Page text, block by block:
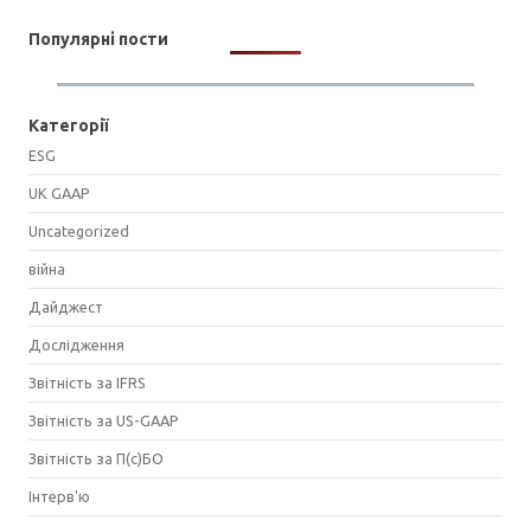
Популярні пости
Категорії
ESG
UK GAAP
Uncategorized
війна
Дайджест
Дослідження
Звітність за IFRS
Звітність за US-GAAP
Звітність за П(с)БО
Інтерв'ю